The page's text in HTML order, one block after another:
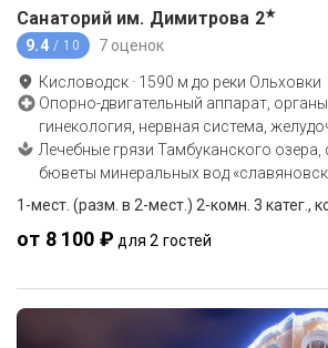
Санаторий им. Димитрова 2★
9.4 / 10 7 оценок
Кисловодск · 1590 м до реки Ольховки
Опорно-двигательный аппарат,
гинекология, нервная система,
Лечебные грязи Тамбуканского
бюветы минеральных вод
1-мест. (разм. в 2-мест.) 2-комн. 3 катег.,
от 8 100 ₽ для 2 гостей